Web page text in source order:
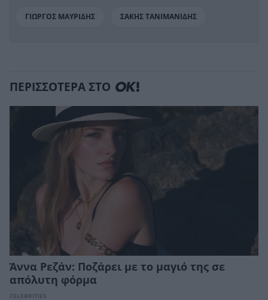
ΓΙΩΡΓΟΣ ΜΑΥΡΙΔΗΣ ΣΑΚΗΣ ΤΑΝΙΜΑΝΙΔΗΣ
ΠΕΡΙΣΣΟΤΕΡΑ ΣΤΟ
Άννα Ρεζάν: Ποζάρει με το μαγιό της σε
απόλυτη φόρμα
CELEBRITIES